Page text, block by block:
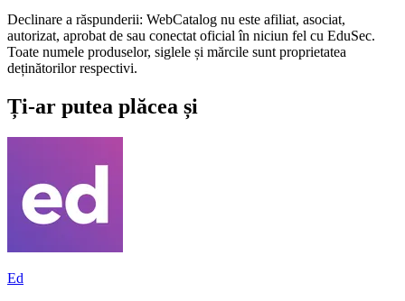
Declinare a răspunderii: WebCatalog nu este afiliat, asociat,
autorizat, aprobat de sau conectat oficial în niciun fel cu EduSec.
Toate numele produselor, siglele și mărcile sunt proprietatea
deținătorilor respectivi.
Ți-ar putea plăcea și
Ed